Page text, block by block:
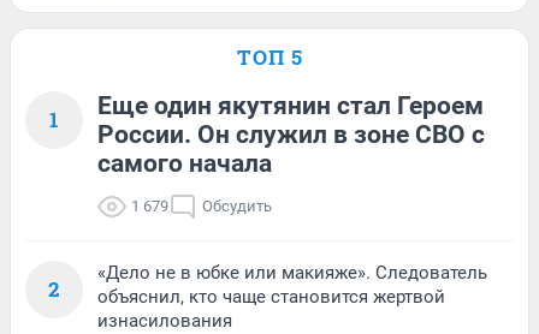
ТОП 5
1
Еще один якутянин стал Героем
России. Он служил в зоне СВО с
самого начала
1 679 Обсудить
2
«Дело не в юбке или макияже». Следователь
объяснил, кто чаще становится жертвой
изнасилования